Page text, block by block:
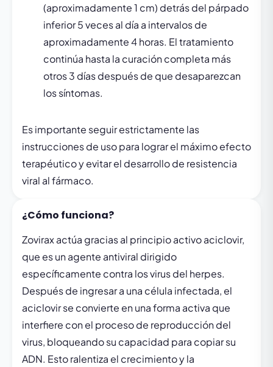
(aproximadamente 1 cm) detrás del párpado
inferior 5 veces al día a intervalos de
aproximadamente 4 horas. El tratamiento
continúa hasta la curación completa más
otros 3 días después de que desaparezcan
los síntomas.
Es importante seguir estrictamente las
instrucciones de uso para lograr el máximo efecto
terapéutico y evitar el desarrollo de resistencia
viral al fármaco.
¿Cómo funciona?
Zovirax actúa gracias al principio activo aciclovir,
que es un agente antiviral dirigido
específicamente contra los virus del herpes.
Después de ingresar a una célula infectada, el
aciclovir se convierte en una forma activa que
interfiere con el proceso de reproducción del
virus, bloqueando su capacidad para copiar su
ADN. Esto ralentiza el crecimiento y la